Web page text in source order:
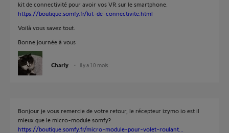
kit de connectivité pour avoir vos VR sur le smartphone.
https://boutique.somfy.fr/kit-de-connectivite.html
Voilà vous savez tout.
Bonne journée à vous
Charly il y a 10 mois
Bonjour je vous remercie de votre retour, le récepteur izymo io est il
mieux que le micro-module somfy?
https://boutique.somfy.fr/micro-module-pour-volet-roulant...